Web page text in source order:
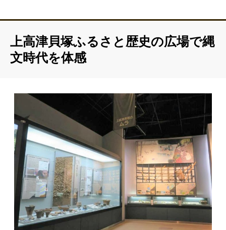
上高津貝塚ふるさと歴史の広場で縄
文時代を体感